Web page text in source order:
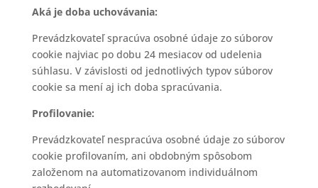
Aká je doba uchovávania:
Prevádzkovateľ spracúva osobné údaje zo súborov
cookie najviac po dobu 24 mesiacov od udelenia
súhlasu. V závislosti od jednotlivých typov súborov
cookie sa mení aj ich doba spracúvania.
Profilovanie:
Prevádzkovateľ nespracúva osobné údaje zo súborov
cookie profilovaním, ani obdobným spôsobom
založenom na automatizovanom individuálnom